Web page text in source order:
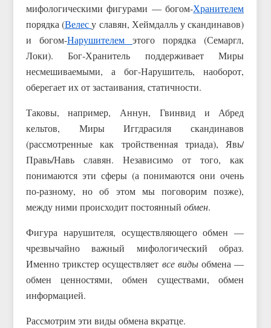
мифологическими фигурами — богом-Хранителем
порядка (Велесу славян, Хеймдалль у скандинавов)
и богом-Нарушителем этого порядка (Семаргл,
Локи). Бог-Хранитель поддерживает Миры
несмешиваемыми, а бог-Нарушитель, наоборот,
оберегает их от застаивания, статичности.
Таковы, например, Аннун, Гвинвид и Абред
кельтов, Миры Иггдрасиля скандинавов
(рассмотренные как тройственная триада), Явь/
Правь/Навь славян. Независимо от того, как
понимаются эти сферы (а понимаются они очень
по-разному, но об этом мы поговорим позже),
между ними происходит постоянный обмен.
Фигура нарушителя, осуществляющего обмен —
чрезвычайно важный мифологический образ.
Именно трикстер осуществляет все видыобмена —
обмен ценностями, обмен существами, обмен
информацией.
Рассмотрим эти виды обмена вкратце.